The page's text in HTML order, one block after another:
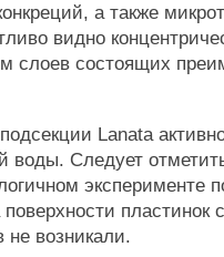
а также
видно
слоев состоящих
Lanata
воды. Следует
эксперименте
не возникали.